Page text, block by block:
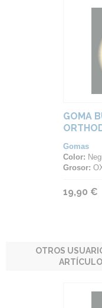
GOMA
Gomas
Color:
Grosor:
19,90 €
OTROS